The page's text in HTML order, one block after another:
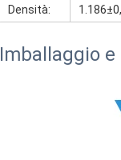
Densità:
Imballaggio